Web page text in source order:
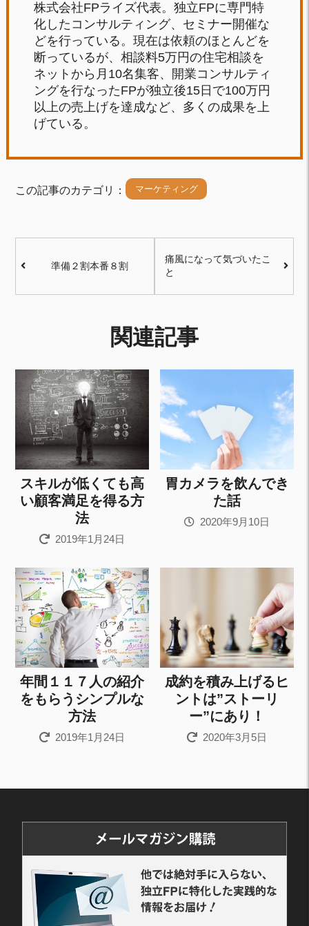
株式会社FPライズ代表。独立FPに専門特
化したコンサルティング、セミナー開催な
どを行っている。現在は依頼のほとんどを
断っているが、相談料5万円の住宅相談を
ネットから月10名集客、開業コンサルティ
ングを行なったFPが独立後15日で100万円
以上の売上げを達成など、多くの成果を上
げている。
この記事のカテゴリ： マーケティング
準備２割本番８割
痛風になって気づいたこ
と
関連記事
スキルが低くても高
い顧客満足を得る方
法
2019年1月24日
胃カメラを飲んでき
た話
2020年9月10日
年間１１７人の紹介
をもらうシンプルな
方法
2019年1月24日
成約を積み上げるヒ
ントは”ストーリ
ー”にあり！
2020年3月5日